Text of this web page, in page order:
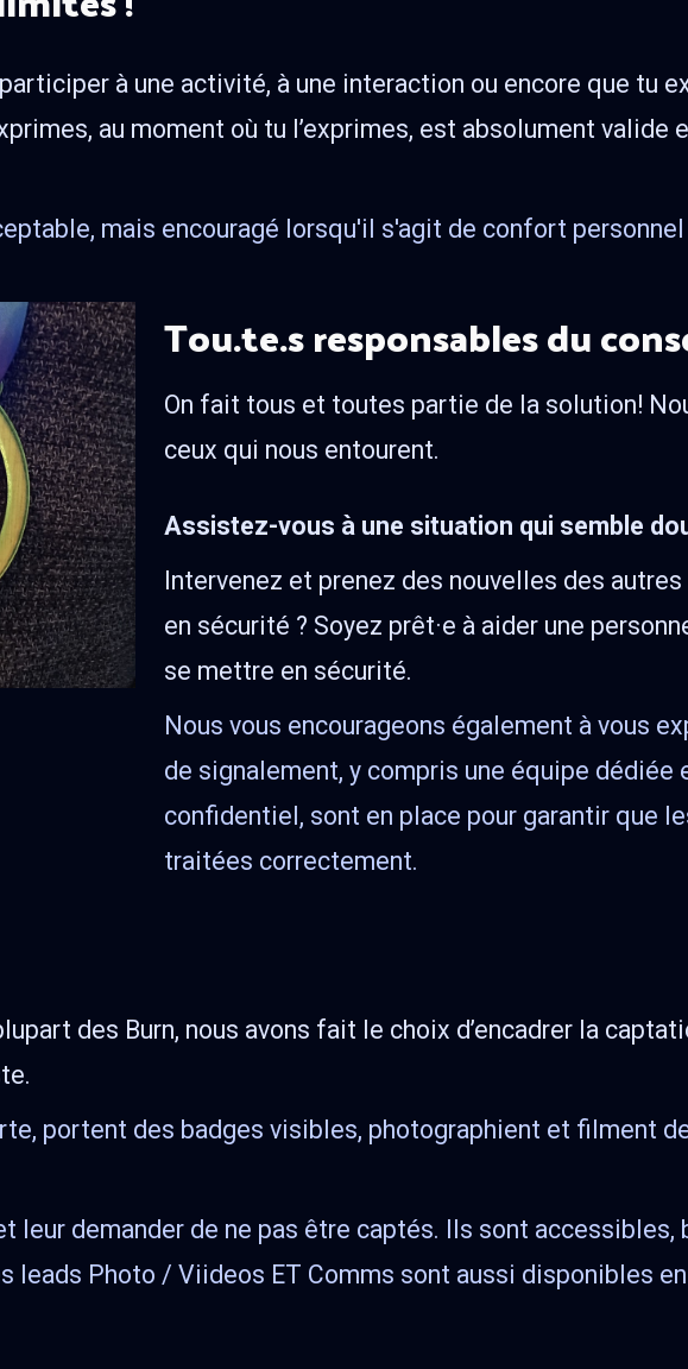
à une activité, à une interaction ou encore que tu
au moment où tu l’exprimes, est absolument valide
mais encouragé lorsqu'il s'agit de confort
Tou.te.s responsables du
On fait tous et toutes partie de la solution!
ceux qui nous entourent.
Assistez-vous à une situation qui semble
Intervenez et prenez des nouvelles des
en sécurité ? Soyez prêt·e à aider une
se mettre en sécurité.
Nous vous encourageons également à vous
de signalement, y compris une équipe dédiée
confidentiel, sont en place pour garantir que
traitées correctement.
des Burn, nous avons fait le choix d’encadrer la
portent des badges visibles, photographient et filment
leur demander de ne pas être captés. Ils sont
leads Photo / Viideos ET Comms sont aussi disponibles